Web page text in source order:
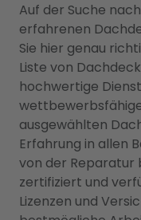
Auf der Suche
erfahrenen
Sie hier genau
Liste von
hochwertige
ausgewählten
Erfahrung in allen
von der Reparatur
zertifiziert und
Lizenzen und